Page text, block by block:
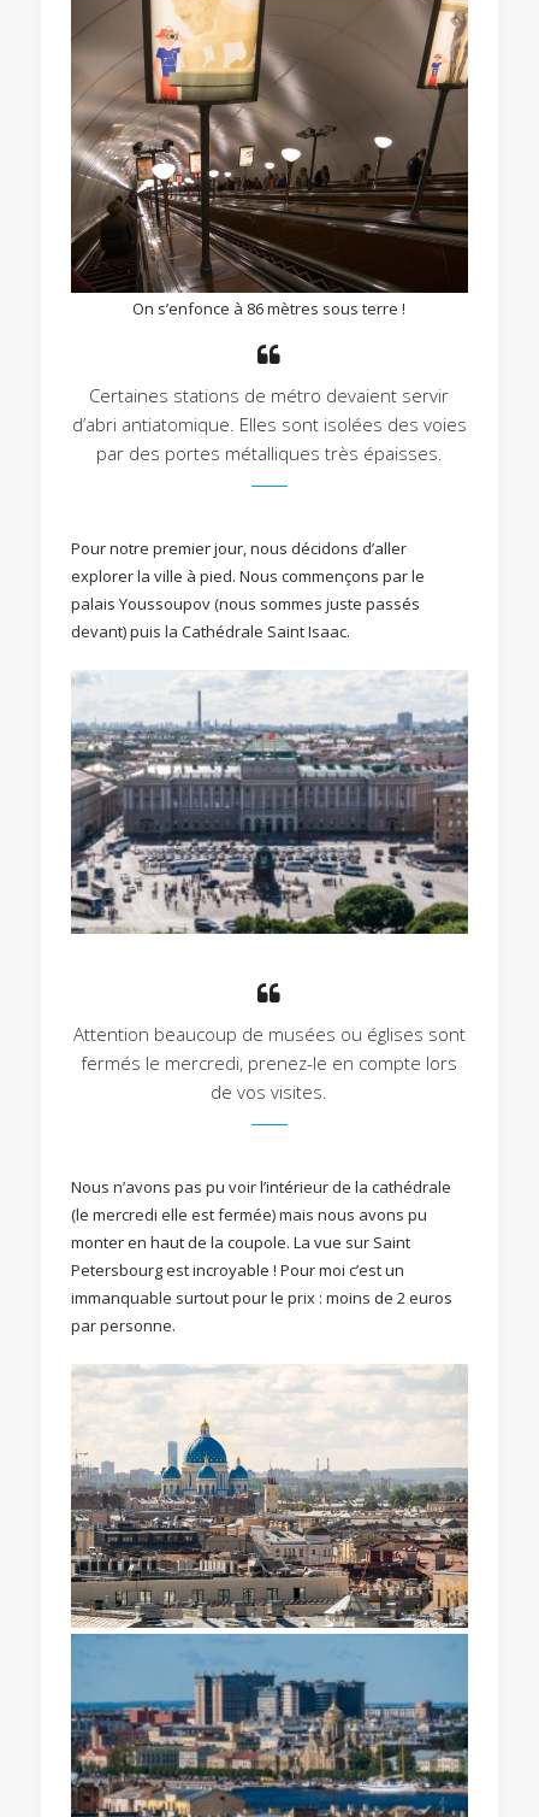
On s’enfonce à 86 mètres sous terre !
Certaines stations de métro devaient servir
d’abri antiatomique. Elles sont isolées des voies
par des portes métalliques très épaisses.
Pour notre premier jour, nous décidons d’aller
explorer la ville à pied. Nous commençons par le
palais Youssoupov (nous sommes juste passés
devant) puis la Cathédrale Saint Isaac.
Attention beaucoup de musées ou églises sont
fermés le mercredi, prenez-le en compte lors
de vos visites.
Nous n’avons pas pu voir l’intérieur de la cathédrale
(le mercredi elle est fermée) mais nous avons pu
monter en haut de la coupole. La vue sur Saint
Petersbourg est incroyable ! Pour moi c’est un
immanquable surtout pour le prix : moins de 2 euros
par personne.